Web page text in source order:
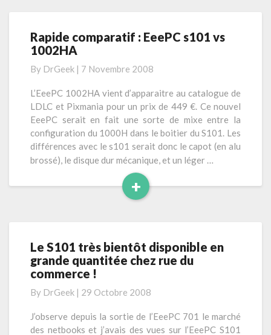
s
K
e
b
o
a
r
d
K
4
e
a
u
i
t
e
R
a
p
i
d
e
c
o
m
p
:
E
e
e
C
s
Rapide comparatif : EeePC s101 vs
1002HA
By DrGeek | 7 Novembre 2008
L’EeePC 1002HA vient d’apparaitre au catalogue de
LDLC et Pixmania pour un prix de 449 €. Ce nouvel
EeePC serait en fait une sorte de mixe entre la
configuration du 1000H dans le boitier du S101. Les
différences avec le s101 serait donc le capot (en alu
brossé), le disque dur mécanique, et un léger …
+
L
e
l
s
i
L
e
S
1
0
1
t
Le S101 très bientôt disponible en
grande quantitée chez rue du
commerce !
By DrGeek | 29 Octobre 2008
J’observe depuis la sortie de l’EeePC 701 le marché
des netbooks et j’avais des vues sur l’EeePC S101